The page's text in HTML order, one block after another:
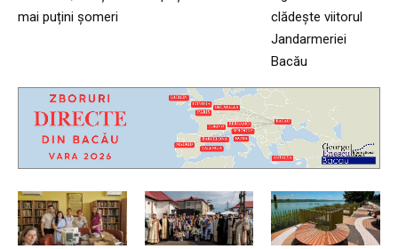
mai puțini șomeri
clădește viitorul
Jandarmeriei
Bacău